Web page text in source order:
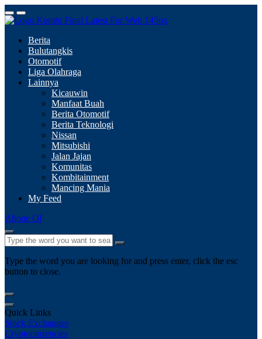
Berita
Bulutangkis
Otomotif
Liga Olahraga
Lainnya
Kicauwin
Manfaat Buah
Berita Otomotif
Berita Teknologi
Nissan
Mitsubishi
Jalan Jajan
Komunitas
Kombitainment
Mancing Mania
My Feed
Abone Ol
Type the word you are looking for and press enter, click the esc
button to close.
Quick Links
Stock Exchanges
Cryptocurrencies